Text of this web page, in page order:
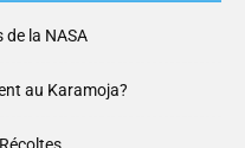
de la NASA
au Karamoja?